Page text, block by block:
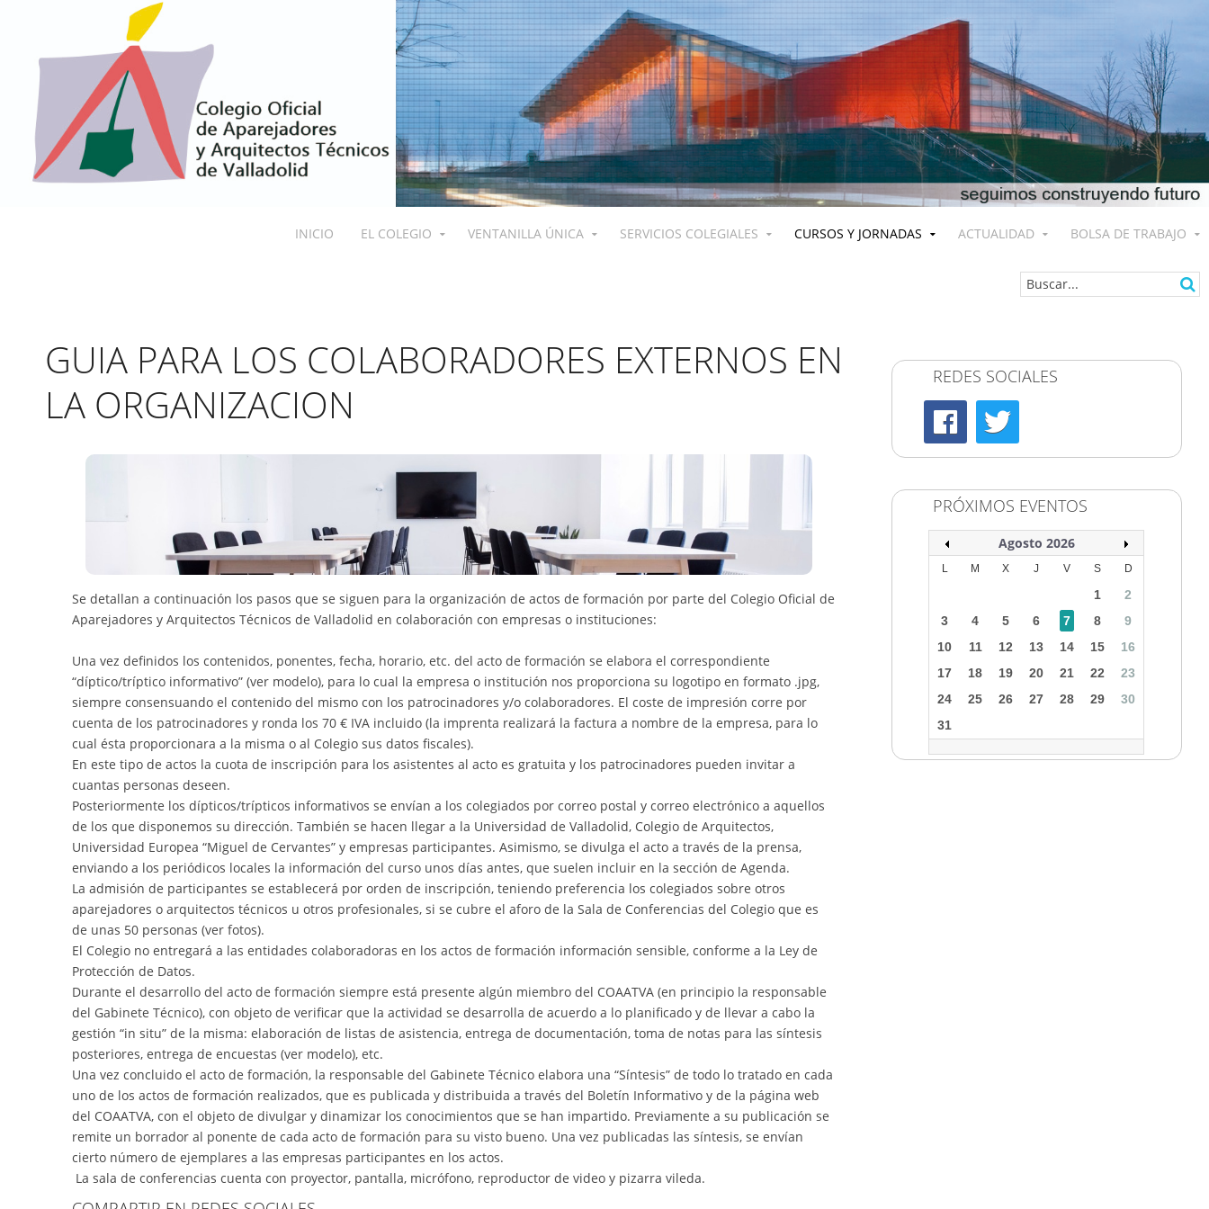
INICIO EL COLEGIO VENTANILLA ÚNICA SERVICIOS COLEGIALES CURSOS Y JORNADAS ACTUALIDAD BOLSA DE TRABAJO
GUIA PARA LOS COLABORADORES EXTERNOS EN
LA ORGANIZACION
Se detallan a continuación los pasos que se siguen para la organización de actos de formación por parte del Colegio Oficial de
Aparejadores y Arquitectos Técnicos de Valladolid en colaboración con empresas o instituciones:
Una vez definidos los contenidos, ponentes, fecha, horario, etc. del acto de formación se elabora el correspondiente
“díptico/tríptico informativo” (ver modelo), para lo cual la empresa o institución nos proporciona su logotipo en formato .jpg,
siempre consensuando el contenido del mismo con los patrocinadores y/o colaboradores. El coste de impresión corre por
cuenta de los patrocinadores y ronda los 70 € IVA incluido (la imprenta realizará la factura a nombre de la empresa, para lo
cual ésta proporcionara a la misma o al Colegio sus datos fiscales).
En este tipo de actos la cuota de inscripción para los asistentes al acto es gratuita y los patrocinadores pueden invitar a
cuantas personas deseen.
Posteriormente los dípticos/trípticos informativos se envían a los colegiados por correo postal y correo electrónico a aquellos
de los que disponemos su dirección. También se hacen llegar a la Universidad de Valladolid, Colegio de Arquitectos,
Universidad Europea “Miguel de Cervantes” y empresas participantes. Asimismo, se divulga el acto a través de la prensa,
enviando a los periódicos locales la información del curso unos días antes, que suelen incluir en la sección de Agenda.
La admisión de participantes se establecerá por orden de inscripción, teniendo preferencia los colegiados sobre otros
aparejadores o arquitectos técnicos u otros profesionales, si se cubre el aforo de la Sala de Conferencias del Colegio que es
de unas 50 personas (ver fotos).
El Colegio no entregará a las entidades colaboradoras en los actos de formación información sensible, conforme a la Ley de
Protección de Datos.
Durante el desarrollo del acto de formación siempre está presente algún miembro del COAATVA (en principio la responsable
del Gabinete Técnico), con objeto de verificar que la actividad se desarrolla de acuerdo a lo planificado y de llevar a cabo la
gestión “in situ” de la misma: elaboración de listas de asistencia, entrega de documentación, toma de notas para las síntesis
posteriores, entrega de encuestas (ver modelo), etc.
Una vez concluido el acto de formación, la responsable del Gabinete Técnico elabora una “Síntesis” de todo lo tratado en cada
uno de los actos de formación realizados, que es publicada y distribuida a través del Boletín Informativo y de la página web
del COAATVA, con el objeto de divulgar y dinamizar los conocimientos que se han impartido. Previamente a su publicación se
remite un borrador al ponente de cada acto de formación para su visto bueno. Una vez publicadas las síntesis, se envían
cierto número de ejemplares a las empresas participantes en los actos.
La sala de conferencias cuenta con proyector, pantalla, micrófono, reproductor de video y pizarra vileda.
REDES SOCIALES
PRÓXIMOS EVENTOS
Agosto 2026
L M X J V S D
1
2
3
4 5 6 7 8
9
10
11 12 13 14 15
16
17
18 19 20 21 22
23
24
25 26 27 28 29
30
31